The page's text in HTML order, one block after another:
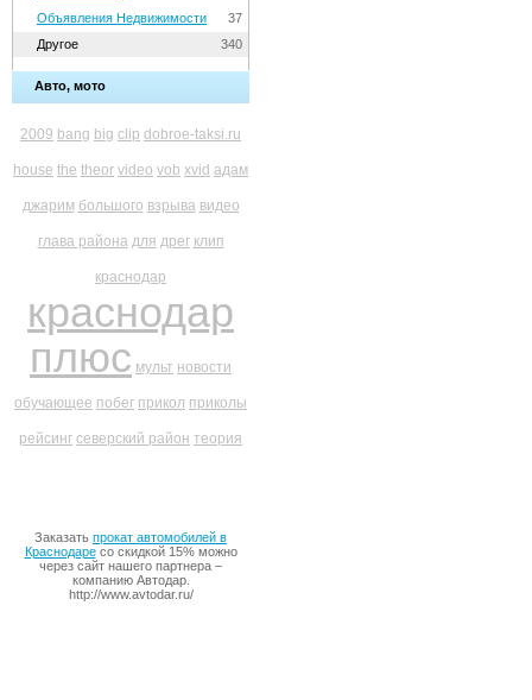
37
Объявления Недвижимости
340
Другое
Авто, мото
2009 bang big clip dobroe-taksi.ru
house the theor video vob xvid адам
джарим большого взрыва видео
глава района для дрег клип
краснодар
краснодар
плюс мульт новости
обучающее побег прикол приколы
рейсинг северский район теория
Заказать прокат автомобилей в
Краснодаресо скидкой 15% можно
через сайт нашего партнера –
компанию Автодар.
http://www.avtodar.ru/